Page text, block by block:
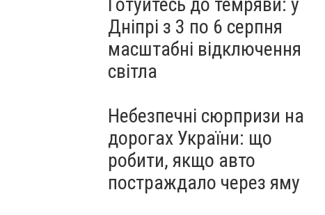
Дніпрі з 3 по 6 серпня
масштабні відключення
світла
Небезпечні сюрпризи на
дорогах України: що
робити, якщо авто
постраждало через яму